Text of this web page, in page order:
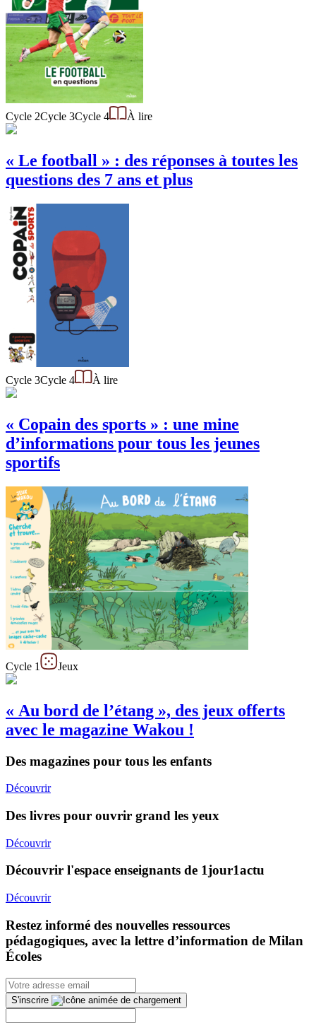
Cycle 2Cycle 3Cycle 4 À lire
« Le football » : des réponses à toutes les
questions des 7 ans et plus
Cycle 3Cycle 4 À lire
« Copain des sports » : une mine
d’informations pour tous les jeunes
sportifs
Cycle 1 Jeux
« Au bord de l’étang », des jeux offerts
avec le magazine Wakou !
Des magazines pour tous les enfants
Découvrir
Des livres pour ouvrir grand les yeux
Découvrir
Découvrir l'espace enseignants de 1jour1actu
Découvrir
Restez informé des nouvelles ressources
pédagogiques, avec la lettre d’information de Milan
Écoles
S'inscrire